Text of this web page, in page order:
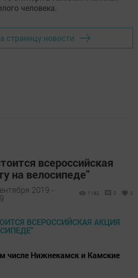
страницу новости
всероссийская
на велосипеде"
2019 -
1182 0 0
числе Нижнекамск и Камские